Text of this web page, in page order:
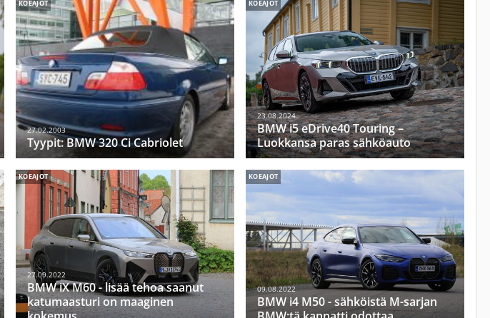
KOEAJOT
27.02.2003
Tyypit: BMW 320 Ci Cabriolet
KOEAJOT
23.08.2024
BMW i5 eDrive40 Touring –
Luokkansa paras sähköauto
KOEAJOT
27.09.2022
BMW iX M60 - lisää tehoa saanut
katumaasturi on maaginen
KOEAJOT
09.08.2022
BMW i4 M50 - sähköistä M-sarjan